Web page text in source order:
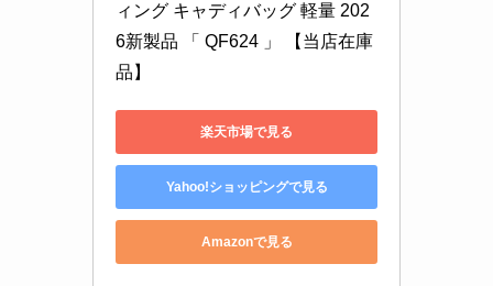
ィング キャディバッグ 軽量 202
6新製品 「 QF624 」 【当店在庫
品】
楽天市場で見る
Yahoo!ショッピングで見る
Amazonで見る